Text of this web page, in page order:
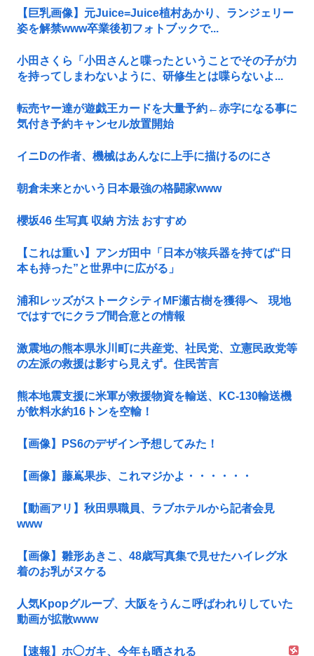
【巨乳画像】元Juice=Juice植村あかり、ランジェリー
姿を解禁www卒業後初フォトブックで...
小田さくら「小田さんと喋ったということでその子が力
を持ってしまわないように、研修生とは喋らないよ...
転売ヤー達が遊戯王カードを大量予約←赤字になる事に
気付き予約キャンセル放置開始
イニDの作者、機械はあんなに上手に描けるのにさ
朝倉未来とかいう日本最強の格闘家www
櫻坂46 生写真 収納 方法 おすすめ
【これは重い】アンガ田中「日本が核兵器を持てば“日
本も持った”と世界中に広がる」
浦和レッズがストークシティMF瀬古樹を獲得へ 現地
ではすでにクラブ間合意との情報
激震地の熊本県氷川町に共産党、社民党、立憲民政党等
の左派の救援は影すら見えず。住民苦言
熊本地震支援に米軍が救援物資を輸送、KC-130輸送機
が飲料水約16トンを空輸！
【画像】PS6のデザイン予想してみた！
【画像】藤嶌果歩、これマジかよ・・・・・・
【動画アリ】秋田県職員、ラブホテルから記者会見
www
【画像】雛形あきこ、48歳写真集で見せたハイレグ水
着のお乳がヌケる
人気Kpopグループ、大阪をうんこ呼ばわれりしていた
動画が拡散www
【速報】ホ◯ガキ、今年も晒される